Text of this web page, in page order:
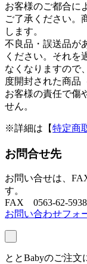
お客様のご都合に
ご了承ください。
します。
不良品・誤送品が
ください。それを
なくなりますので
度開封された商品
お客様の責任で傷
せん。
※詳細は【特定商
お問合せ先
お問い合せは、
す。
FAX 0563-62-5938
お問い合わせフォ
ととBabyのご注文